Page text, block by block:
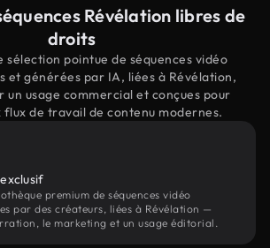
Révélation libres de
droits
sélection pointue de séquences vidéo
et générées par IA, liées à Révélation,
un usage commercial et conçues pour
flux de travail de contenu modernes.
premium de séquences vidéo
par des créateurs, liées à Révélation —
le marketing et un usage éditorial.